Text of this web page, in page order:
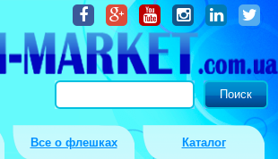
Все о флешках Каталог